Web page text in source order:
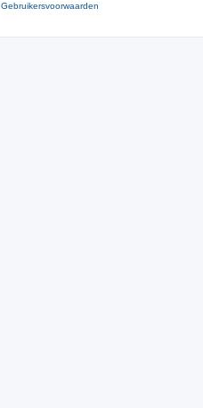
Gebruikersvoorwaarden